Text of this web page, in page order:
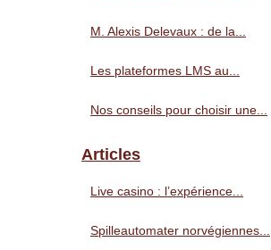
M. Alexis Delevaux : de la...
Les plateformes LMS au...
Nos conseils pour choisir une...
Articles
Live casino : l’expérience...
Spilleautomater norvégiennes...